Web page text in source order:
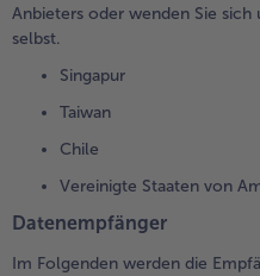
Anbieters oder wenden Sie
selbst.
Singapur
Taiwan
Chile
Vereinigte Staaten von
Datenempfänger
Im Folgenden werden die